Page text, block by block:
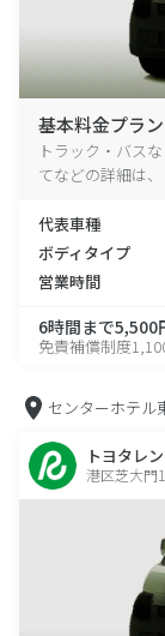
基本料金プラン
トラック・バス
てなどの詳細は
代表車種
ボディタイプ
営業時間
6時間まで5,500
免責補償制度
センターホテル
トヨタレ
港区芝大門